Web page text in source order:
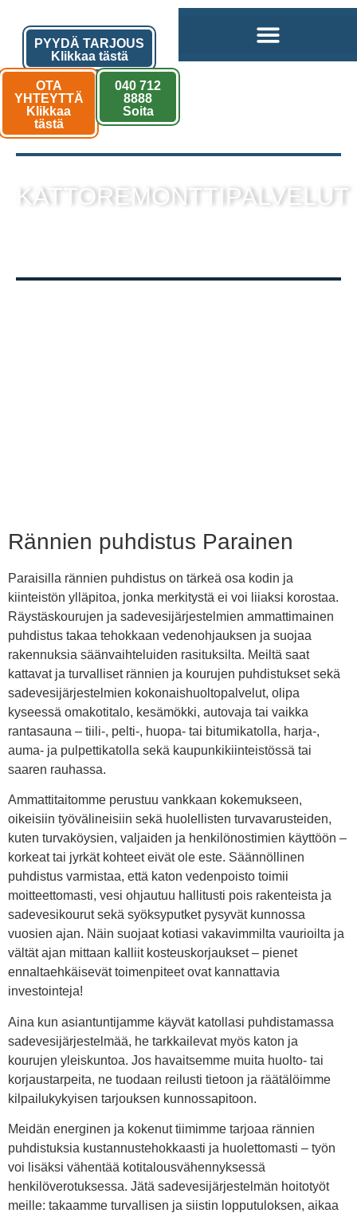
PYYDÄ TARJOUS
Klikkaa tästä
OTA
YHTEYTTÄ
Klikkaa
tästä
040 712
8888
Soita
KATTOREMONTTIPALVELUT
Rännien puhdistus Parainen
Paraisilla rännien puhdistus on tärkeä osa kodin ja
kiinteistön ylläpitoa, jonka merkitystä ei voi liiaksi korostaa.
Räystäskourujen ja sadevesijärjestelmien ammattimainen
puhdistus takaa tehokkaan vedenohjauksen ja suojaa
rakennuksia säänvaihteluiden rasituksilta. Meiltä saat
kattavat ja turvalliset rännien ja kourujen puhdistukset sekä
sadevesijärjestelmien kokonaishuoltopalvelut, olipa
kyseessä omakotitalo, kesämökki, autovaja tai vaikka
rantasauna – tiili-, pelti-, huopa- tai bitumikatolla, harja-,
auma- ja pulpettikatolla sekä kaupunkikiinteistössä tai
saaren rauhassa.
Ammattitaitomme perustuu vankkaan kokemukseen,
oikeisiin työvälineisiin sekä huolellisten turvavarusteiden,
kuten turvaköysien, valjaiden ja henkilönostimien käyttöön –
korkeat tai jyrkät kohteet eivät ole este. Säännöllinen
puhdistus varmistaa, että katon vedenpoisto toimii
moitteettomasti, vesi ohjautuu hallitusti pois rakenteista ja
sadevesikourut sekä syöksyputket pysyvät kunnossa
vuosien ajan. Näin suojaat kotiasi vakavimmilta vaurioilta ja
vältät ajan mittaan kalliit kosteuskorjaukset – pienet
ennaltaehkäisevät toimenpiteet ovat kannattavia
investointeja!
Aina kun asiantuntijamme käyvät katollasi puhdistamassa
sadevesijärjestelmää, he tarkkailevat myös katon ja
kourujen yleiskuntoa. Jos havaitsemme muita huolto- tai
korjaustarpeita, ne tuodaan reilusti tietoon ja räätälöimme
kilpailukykyisen tarjouksen kunnossapitoon.
Meidän energinen ja kokenut tiimimme tarjoaa rännien
puhdistuksia kustannustehokkaasti ja huolettomasti – työn
voi lisäksi vähentää kotitalousvähennyksessä
henkilöverotuksessa. Jätä sadevesijärjestelmän hoitotyöt
meille: takaamme turvallisen ja siistin lopputuloksen, aikaa